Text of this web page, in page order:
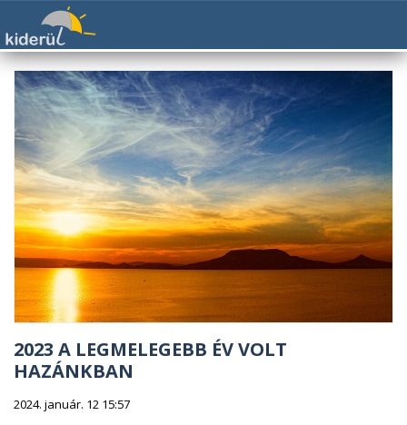
2023 A LEGMELEGEBB ÉV VOLT
HAZÁNKBAN
2024. január. 12 15:57